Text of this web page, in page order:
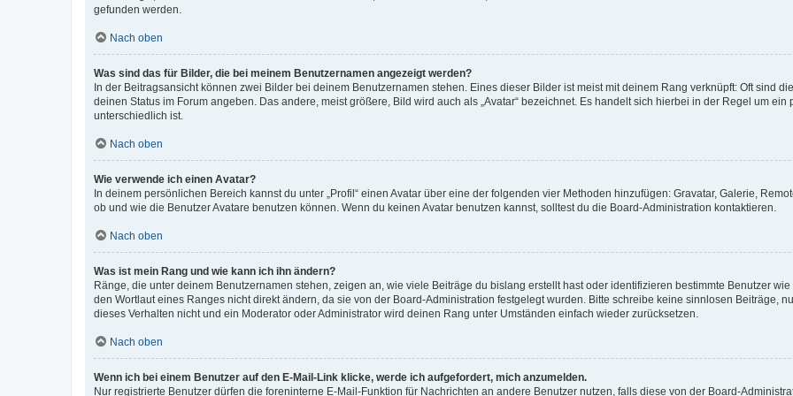
gefunden werden.
Nach oben
Was sind das für Bilder, die bei meinem Benutzernamen angezeigt werden?
In der Beitragsansicht können zwei Bilder bei deinem Benutzernamen stehen. Eines dieser Bilder ist meist mit deinem Rang verknüpft: Oft sind
deinen Status im Forum angeben. Das andere, meist größere, Bild wird auch als „Avatar“ bezeichnet. Es handelt sich hierbei in der Regel um
unterschiedlich ist.
Nach oben
Wie verwende ich einen Avatar?
In deinem persönlichen Bereich kannst du unter „Profil“ einen Avatar über eine der folgenden vier Methoden hinzufügen: Gravatar, Galerie,
ob und wie die Benutzer Avatare benutzen können. Wenn du keinen Avatar benutzen kannst, solltest du die Board-Administration kontaktieren.
Nach oben
Was ist mein Rang und wie kann ich ihn ändern?
Ränge, die unter deinem Benutzernamen stehen, zeigen an, wie viele Beiträge du bislang erstellt hast oder identifizieren bestimmte Benutzer
den Wortlaut eines Ranges nicht direkt ändern, da sie von der Board-Administration festgelegt wurden. Bitte schreibe keine sinnlosen Beiträge,
dieses Verhalten nicht und ein Moderator oder Administrator wird deinen Rang unter Umständen einfach wieder zurücksetzen.
Nach oben
Wenn ich bei einem Benutzer auf den E-Mail-Link klicke, werde ich aufgefordert, mich anzumelden.
Nur registrierte Benutzer dürfen die foreninterne E-Mail-Funktion für Nachrichten an andere Benutzer nutzen, falls diese von der Board-